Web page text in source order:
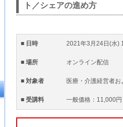
ト／シェアの進め方
■ 日時 2021年3月24日(水)
■ 場所 オンライン配信
■ 対象者 医療・介護経営者
■ 受講料 一般価格：11,000